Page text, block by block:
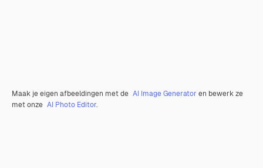
Maak je eigen afbeeldingen met de AI Image Generator en bewerk ze
met onze AI Photo Editor.